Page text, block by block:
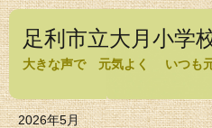
足利市立大月小学
大きな声で 元気よく いつも
2026年5月